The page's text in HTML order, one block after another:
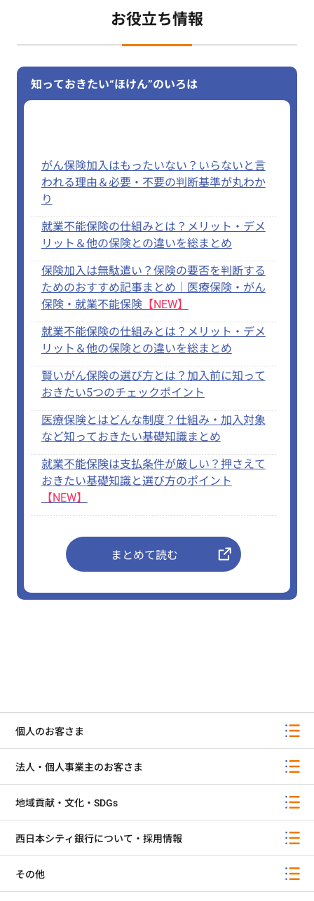
お役立ち情報
知っておきたい“ほけん”のいろは
がん保険加入はもったいない？いらないと言
われる理由＆必要・不要の判断基準が丸わか
り
就業不能保険の仕組みとは？メリット・デメ
リット＆他の保険との違いを総まとめ
保険加入は無駄遣い？保険の要否を判断する
ためのおすすめ記事まとめ｜医療保険・がん
保険・就業不能保険【NEW】
就業不能保険の仕組みとは？メリット・デメ
リット＆他の保険との違いを総まとめ
賢いがん保険の選び方とは？加入前に知って
おきたい5つのチェックポイント
医療保険とはどんな制度？仕組み・加入対象
など知っておきたい基礎知識まとめ
就業不能保険は支払条件が厳しい？押さえて
おきたい基礎知識と選び方のポイント
【NEW】
まとめて読む
個人のお客さま
法人・個人事業主のお客さま
地域貢献・文化・SDGs
西日本シティ銀行について・採用情報
その他